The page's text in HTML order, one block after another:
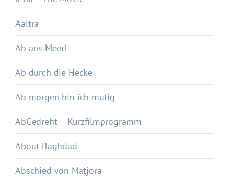
Aaltra
Ab ans Meer!
Ab durch die Hecke
Ab morgen bin ich mutig
AbGedreht – Kurzfilmprogramm
About Baghdad
Abschied von Matjora